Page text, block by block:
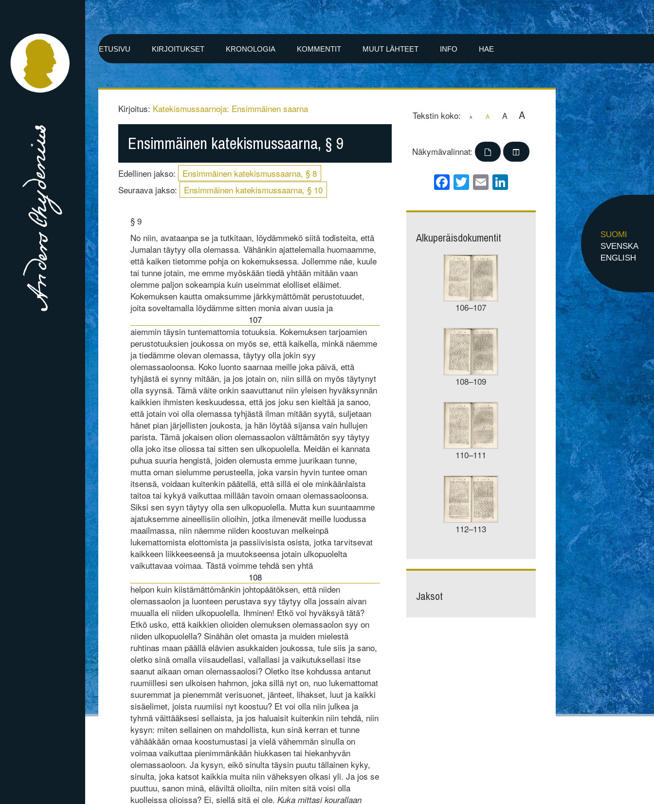
ETUSIVU KIRJOITUKSET KRONOLOGIA KOMMENTIT MUUT LÄHTEET INFO HAE
SUOMI
SVENSKA
ENGLISH
Kirjoitus: Katekismussaarnoja: Ensimmäinen saarna
Ensimmäinen katekismussaarna, § 9
Edellinen jakso:
Ensimmäinen katekismussaarna, § 8
Seuraava jakso:
Ensimmäinen katekismussaarna, § 10
Tekstin koko: A A A A
Näkymävalinnat:
Facebook
Twitter
EmailLinkedIn
§ 9
No niin, avataanpa se ja tutkitaan, löydämmekö siitä todisteita, että
Jumalan täytyy olla olemassa. Vähänkin ajattelemalla huomaamme,
että kaiken tietomme pohja on kokemuksessa. Jollemme näe, kuule
tai tunne jotain, me emme myöskään tiedä yhtään mitään vaan
olemme paljon sokeampia kuin useimmat elolliset eläimet.
Kokemuksen kautta omaksumme järkkymättömät perustotuudet,
joita soveltamalla löydämme sitten monia aivan uusia ja
107
aiemmin täysin tuntemattomia totuuksia. Kokemuksen tarjoamien
perustotuuksien joukossa on myös se, että kaikella, minkä näemme
ja tiedämme olevan olemassa, täytyy olla jokin syy
olemassaoloonsa. Koko luonto saarnaa meille joka päivä, että
tyhjästä ei synny mitään, ja jos jotain on, niin sillä on myös täytynyt
olla syynsä. Tämä väite onkin saavuttanut niin yleisen hyväksynnän
kaikkien ihmisten keskuudessa, että jos joku sen kieltää ja sanoo,
että jotain voi olla olemassa tyhjästä ilman mitään syytä, suljetaan
hänet pian järjellisten joukosta, ja hän löytää sijansa vain hullujen
parista. Tämä jokaisen olion olemassaolon välttämätön syy täytyy
olla joko itse oliossa tai sitten sen ulkopuolella. Meidän ei kannata
puhua suuria hengistä, joiden olemusta emme juurikaan tunne,
mutta oman sielumme perusteella, joka varsin hyvin tuntee oman
itsensä, voidaan kuitenkin päätellä, että sillä ei ole minkäänlaista
taitoa tai kykyä vaikuttaa millään tavoin omaan olemassaoloonsa.
Siksi sen syyn täytyy olla sen ulkopuolella. Mutta kun suuntaamme
ajatuksemme aineellisiin olioihin, jotka ilmenevät meille luodussa
maailmassa, niin näemme niiden koostuvan melkeinpä
lukemattomista elottomista ja passiivisista osista, jotka tarvitsevat
kaikkeen liikkeeseensä ja muutokseensa jotain ulkopuolelta
vaikuttavaa voimaa. Tästä voimme tehdä sen yhtä
108
helpon kuin kiistämättömänkin johtopäätöksen, että niiden
olemassaolon ja luonteen perustava syy täytyy olla jossain aivan
muualla eli niiden ulkopuolella. Ihminen! Etkö voi hyväksyä tätä?
Etkö usko, että kaikkien olioiden olemuksen olemassaolon syy on
niiden ulkopuolella? Sinähän olet omasta ja muiden mielestä
ruhtinas maan päällä elävien asukkaiden joukossa, tule siis ja sano,
oletko sinä omalla viisaudellasi, vallallasi ja vaikutuksellasi itse
saanut aikaan oman olemassaolosi? Oletko itse kohdussa antanut
ruumiillesi sen ulkoisen hahmon, joka sillä nyt on, nuo lukemattomat
suuremmat ja pienemmät verisuonet, jänteet, lihakset, luut ja kaikki
sisäelimet, joista ruumiisi nyt koostuu? Et voi olla niin julkea ja
tyhmä väittääksesi sellaista, ja jos haluaisit kuitenkin niin tehdä, niin
kysyn: miten sellainen on mahdollista, kun sinä kerran et tunne
vähääkään omaa koostumustasi ja vielä vähemmän sinulla on
voimaa vaikuttaa pienimmänkään hiukkasen tai hiekanhyvän
olemassaoloon. Ja kysyn, eikö sinulta täysin puutu tällainen kyky,
sinulta, joka katsot kaikkia muita niin väheksyen olkasi yli. Ja jos se
puuttuu, sanon minä, eläviltä olioilta, niin miten sitä voisi olla
kuolleissa olioissa? Ei, siellä sitä ei ole.Kuka mittasi kourallaan
Alkuperäisdokumentit
106–107
108–109
110–111
112–113
Jaksot